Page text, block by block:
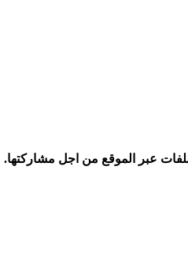
عبر الموقع من اجل مشاركتها.